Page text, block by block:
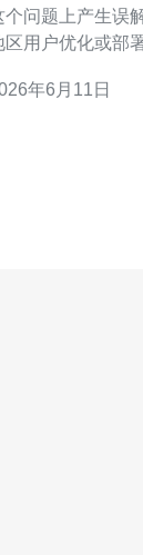
个问题上产生误
区用户优化或部
西亚或新加坡节
年6月11日